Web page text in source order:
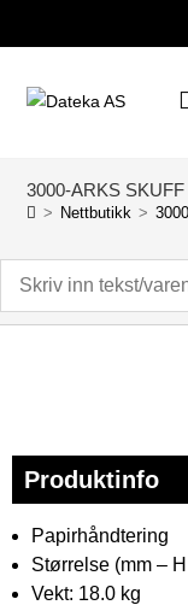
3000‑ARKS SKUFF
> Nettbutikk >
Produktinfo
Papirhåndtering
Størrelse (mm –
Vekt: 18.0 kg